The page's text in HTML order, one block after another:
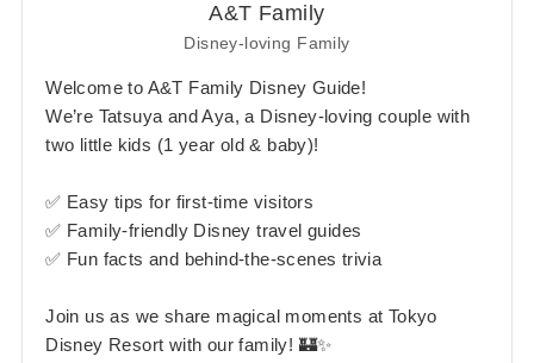
A&T Family
Disney-loving Family
Welcome to A&T Family Disney Guide!
We’re Tatsuya and Aya, a Disney-loving couple with
two little kids (1 year old & baby)!
✅ Easy tips for first-time visitors
✅ Family-friendly Disney travel guides
✅ Fun facts and behind-the-scenes trivia
Join us as we share magical moments at Tokyo
Disney Resort with our family! 🏰✨